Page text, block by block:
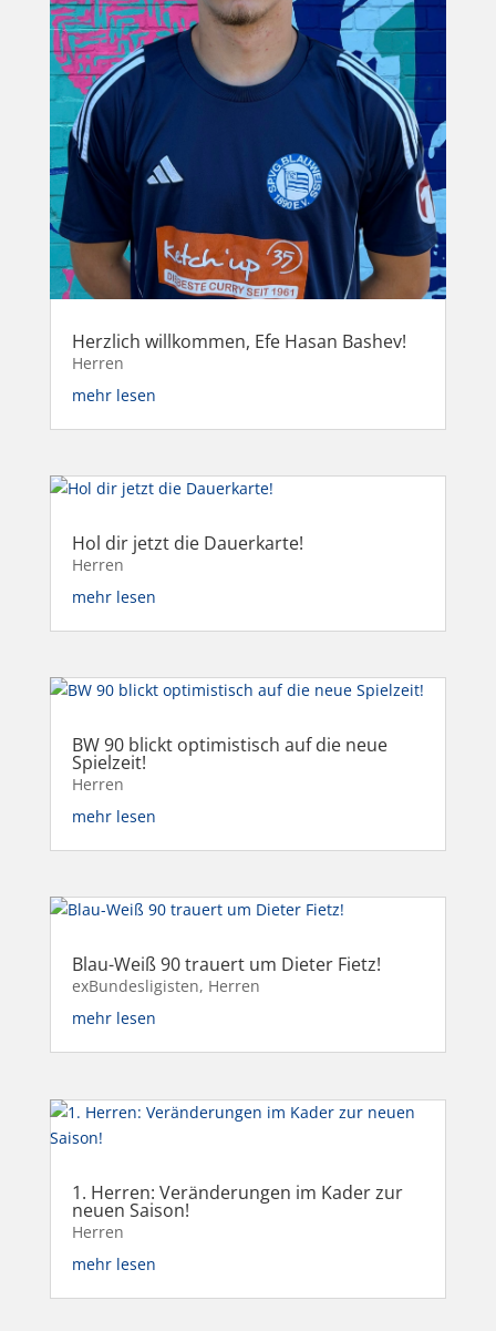
Herzlich willkommen, Efe Hasan Bashev!
Herren
mehr lesen
Hol dir jetzt die Dauerkarte!
Herren
mehr lesen
BW 90 blickt optimistisch auf die neue
Spielzeit!
Herren
mehr lesen
Blau-Weiß 90 trauert um Dieter Fietz!
exBundesligisten, Herren
mehr lesen
1. Herren: Veränderungen im Kader zur
neuen Saison!
Herren
mehr lesen